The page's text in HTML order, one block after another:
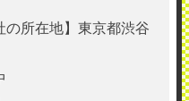
の所在地】東京都渋谷